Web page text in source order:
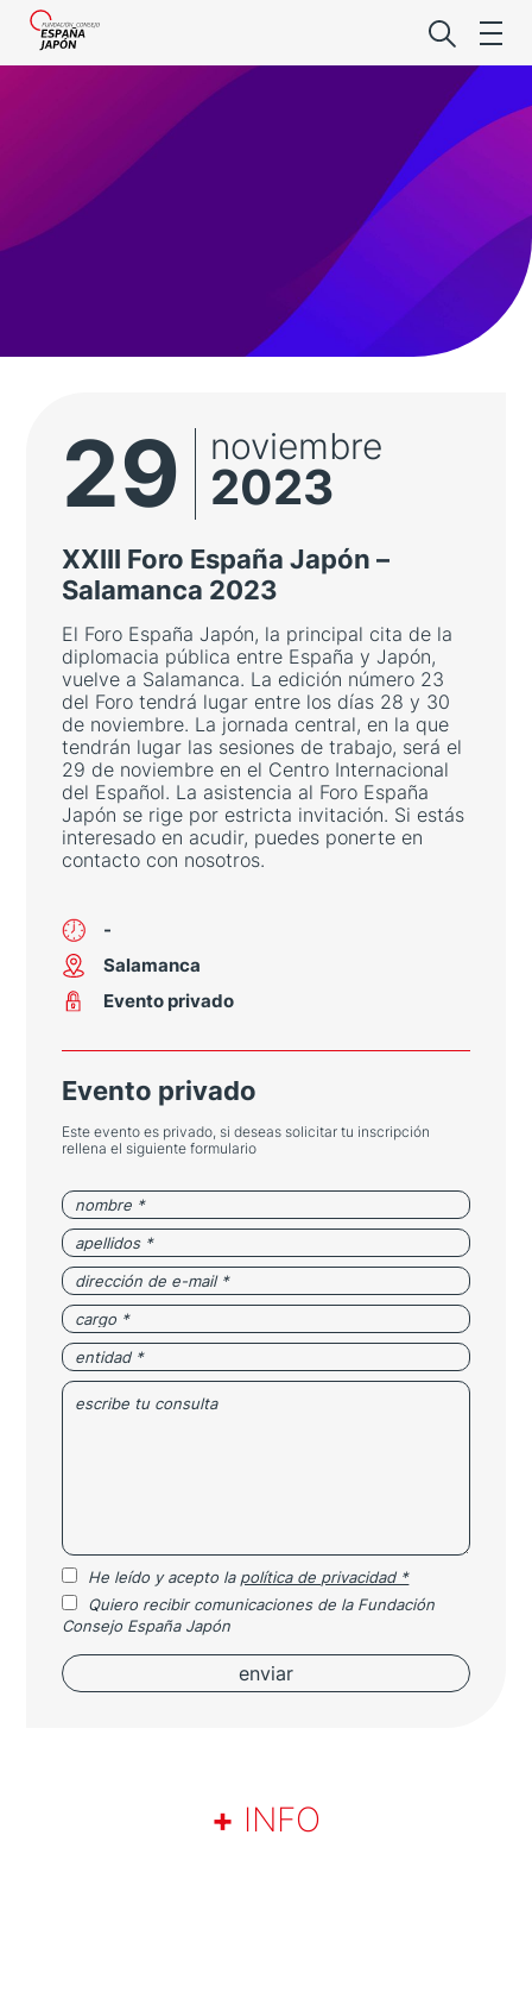
Lo último de
Foro
Noticias
Aviso legal
de privacidad
Contacta
29 noviembre
2023
XXIII Foro España Japón –
Salamanca 2023
El Foro España Japón, la principal cita de la
diplomacia pública entre España y Japón,
vuelve a Salamanca. La edición número 23
del Foro tendrá lugar entre los días 28 y 30
de noviembre. La jornada central, en la que
tendrán lugar las sesiones de trabajo, será el
29 de noviembre en el Centro Internacional
del Español. La asistencia al Foro España
Japón se rige por estricta invitación. Si estás
interesado en acudir, puedes ponerte en
contacto con nosotros.
-
Salamanca
Evento privado
Evento privado
Este evento es privado, si deseas solicitar tu inscripción
rellena el siguiente formulario
He leído y acepto la política de privacidad *
Quiero recibir comunicaciones de la Fundación
Consejo España Japón
+ INFO